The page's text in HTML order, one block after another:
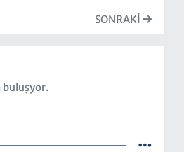
SONRAKI
buluşyor.